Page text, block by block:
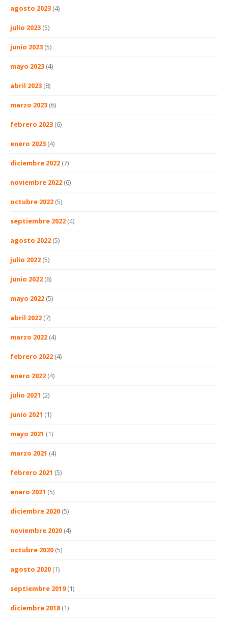
agosto 2023 (4)
julio 2023 (5)
junio 2023 (5)
mayo 2023 (4)
abril 2023 (8)
marzo 2023 (6)
febrero 2023 (6)
enero 2023 (4)
diciembre 2022 (7)
noviembre 2022 (6)
octubre 2022 (5)
septiembre 2022 (4)
agosto 2022 (5)
julio 2022 (5)
junio 2022 (6)
mayo 2022 (5)
abril 2022 (7)
marzo 2022 (4)
febrero 2022 (4)
enero 2022 (4)
julio 2021 (2)
junio 2021 (1)
mayo 2021 (1)
marzo 2021 (4)
febrero 2021 (5)
enero 2021 (5)
diciembre 2020 (5)
noviembre 2020 (4)
octubre 2020 (5)
agosto 2020 (1)
septiembre 2019(1)
diciembre 2018 (1)